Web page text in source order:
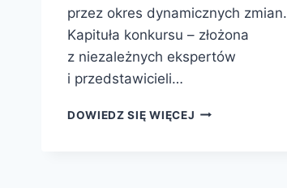
przez okres dynamicznych zmian.
Kapituła konkursu – złożona
z niezależnych ekspertów
i przedstawicieli…
DOWIEDZ SIĘ WIĘCEJ